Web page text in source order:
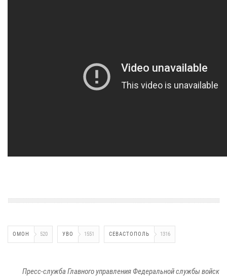
ОМОН 520 УВО 1551 СЕВАСТОПОЛЬ 1316
Пресс-служба Главного управления Федеральной службы войск